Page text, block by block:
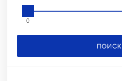
0
ПОИСК